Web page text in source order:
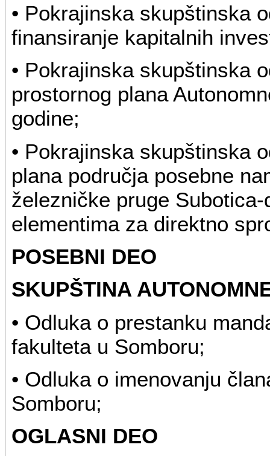
• Pokrajinska skupštinska
finansiranje kapitalnih
• Pokrajinska skupštinska
prostornog plana
godine;
• Pokrajinska skupštinska
plana područja posebne
železničke pruge
elementima za direktno
POSEBNI DEO
SKUPŠTINA
• Odluka o prestanku
fakulteta u Somboru;
• Odluka o imenovanju
Somboru;
OGLASNI DEO